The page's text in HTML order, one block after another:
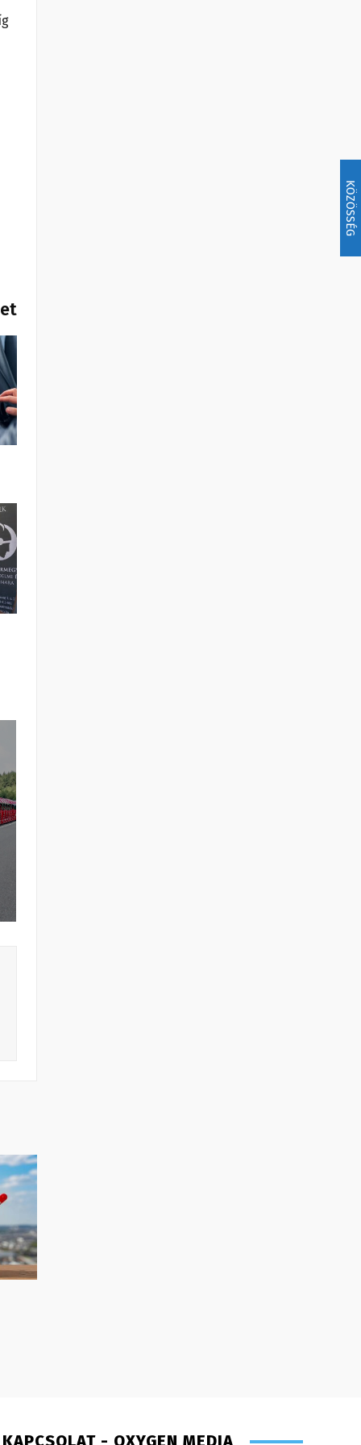
KÖZÖSSÉG
KAPCSOLAT - OXYGEN MEDIA